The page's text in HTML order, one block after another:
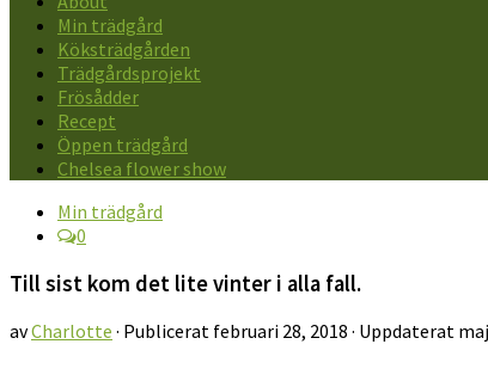
Min trädgård
Köksträdgården
Trädgårdsprojekt
Frösådder
Recept
Öppen trädgård
Chelsea flower show
Min trädgård
0
Till sist kom det lite vinter i alla fall.
avCharlotte · Publicerat februari 28, 2018 · Uppdaterat